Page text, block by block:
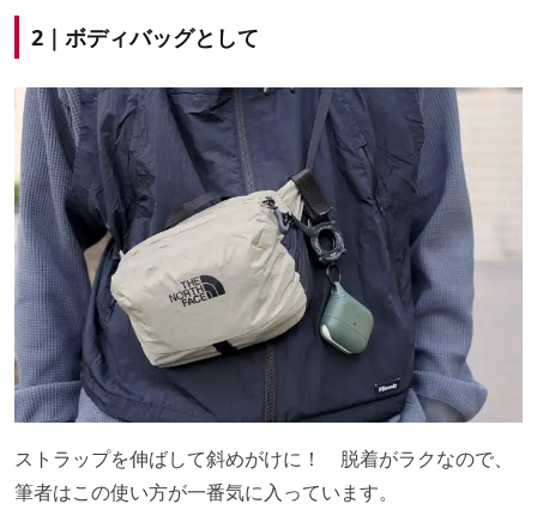
2｜ボディバッグとして
ストラップを伸ばして斜めがけに！ 脱着がラクなので、
筆者はこの使い方が一番気に入っています。